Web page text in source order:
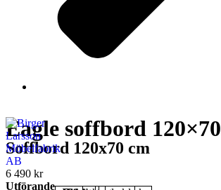
Eagle soffbord 120×70
Soffbord 120x70 cm
6 490 kr
Utförande